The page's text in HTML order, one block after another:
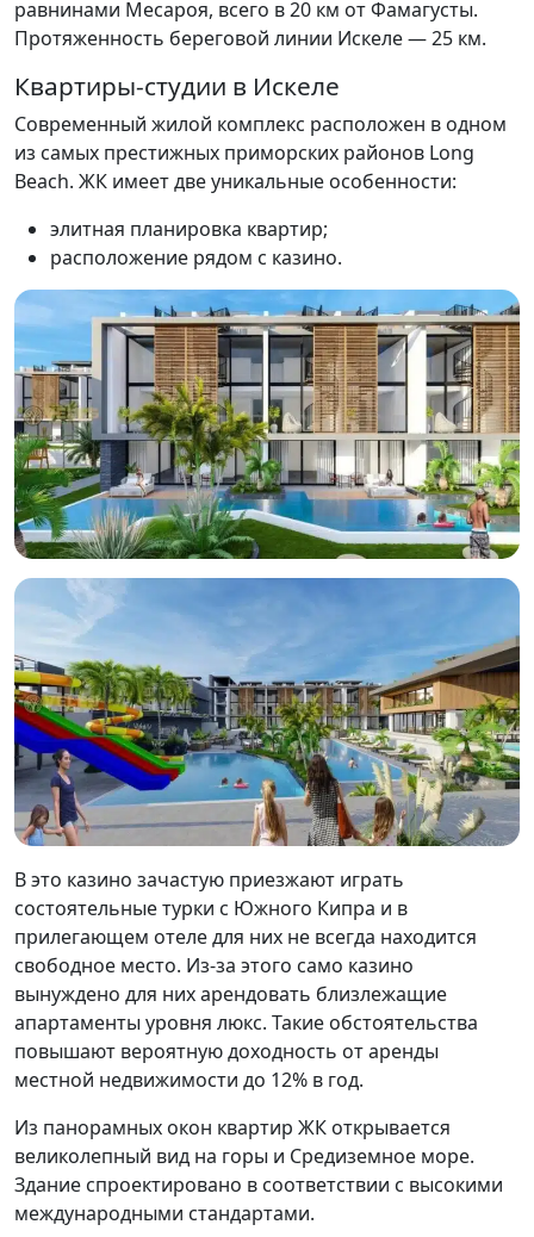
равнинами Месароя, всего в 20 км от Фамагусты.
Протяженность береговой линии Искеле — 25 км.
Квартиры-студии в Искеле
Современный жилой комплекс расположен в одном
из самых престижных приморских районов Long
Beach. ЖК имеет две уникальные особенности:
элитная планировка квартир;
расположение рядом с казино.
В это казино зачастую приезжают играть
состоятельные турки с Южного Кипра и в
прилегающем отеле для них не всегда находится
свободное место. Из-за этого само казино
вынуждено для них арендовать близлежащие
апартаменты уровня люкс. Такие обстоятельства
повышают вероятную доходность от аренды
местной недвижимости до 12% в год.
Из панорамных окон квартир ЖК открывается
великолепный вид на горы и Средиземное море.
Здание спроектировано в соответствии с высокими
международными стандартами.